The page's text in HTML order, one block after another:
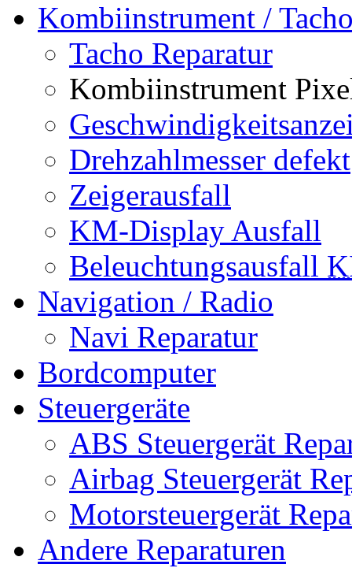
Kombiinstrument /
Tacho Reparatur
Kombiinstrument
Drehzahlmesser defekt
Zeigerausfall
KM-Display Ausfall
Beleuchtungsausfall
Navigation / Radio
Navi Reparatur
Bordcomputer
Steuergeräte
ABS Steuergerät
Airbag Steuergerät
Motorsteuergerät
Andere Reparaturen